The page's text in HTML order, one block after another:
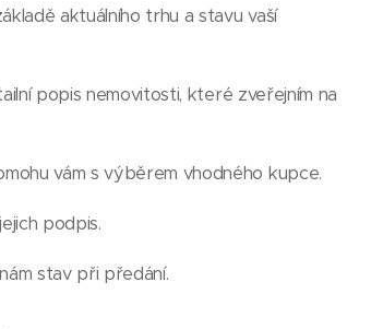
aktuálního trhu a stavu vaší
popis nemovitosti, které zveřejním na
vám s výběrem vhodného kupce.
podpis.
stav při předání.